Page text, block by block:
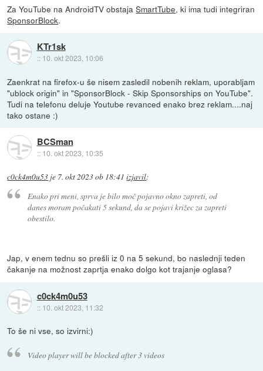
Za YouTube na AndroidTV obstajaSmartTube, ki ima tudi integriran
SponsorBlock.
KTr1sk
:: 10. okt 2023, 10:06
Zaenkrat na firefox-u še nisem zasledil nobenih reklam, uporabljam
"ublock origin" in "SponsorBlock - Skip Sponsorships on YouTube".
Tudi na telefonu deluje Youtube revanced enako brez reklam....naj
tako ostane :)
BCSman
:: 10. okt 2023, 10:35
c0ck4m0u53 je 7. okt 2023 ob 18:41 izjavil:
Enako pri meni, sprva je bilo moč pojavno okno zapreti, od
danes moram počakati 5 sekund, da se pojavi križec za zapreti
obestilo.
Jap, v enem tednu so prešli iz 0 na 5 sekund, bo naslednji teden
čakanje na možnost zaprtja enako dolgo kot trajanje oglasa?
c0ck4m0u53
:: 10. okt 2023, 11:32
To še ni vse, so izvirni:)
Video player will be blocked after 3 videos